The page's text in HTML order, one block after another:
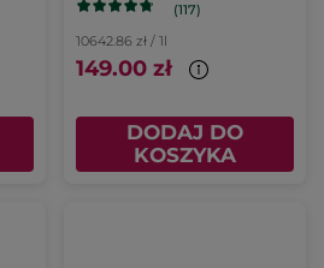
(117)
10642.86 zł / 1l
149.00 zł
DODAJ DO
KOSZYKA